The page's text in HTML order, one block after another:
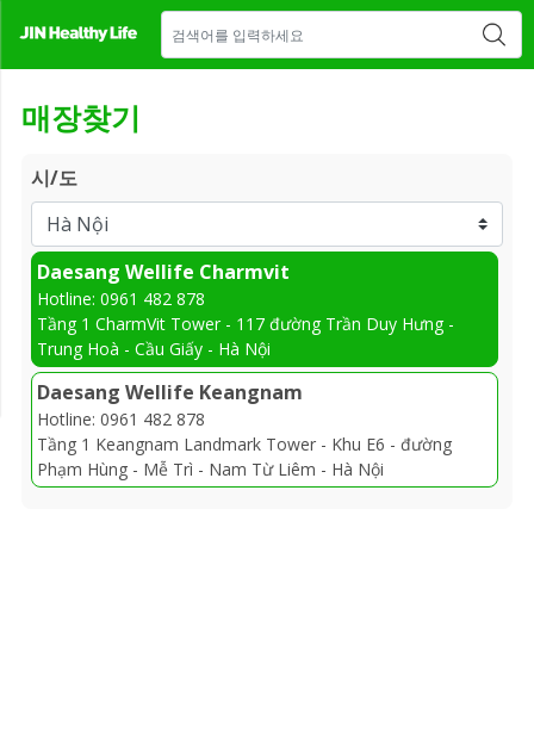
장 안내 새소식 CONTACT US
매장찾기
시/도
Daesang Wellife Charmvit
Hotline: 0961 482 878
Tầng 1 CharmVit Tower - 117 đường Trần Duy Hưng -
Trung Hoà - Cầu Giấy - Hà Nội
Daesang Wellife Keangnam
Hotline: 0961 482 878
Tầng 1 Keangnam Landmark Tower - Khu E6 - đường
Phạm Hùng - Mễ Trì - Nam Từ Liêm - Hà Nội